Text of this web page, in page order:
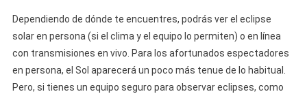
Dependiendo de dónde te encuentres, podrás ver el eclipse
solar en persona (si el clima y el equipo lo permiten) o en línea
con transmisiones en vivo. Para los afortunados espectadores
en persona, el Sol aparecerá un poco más tenue de lo habitual.
Pero, si tienes un equipo seguro para observar eclipses, como